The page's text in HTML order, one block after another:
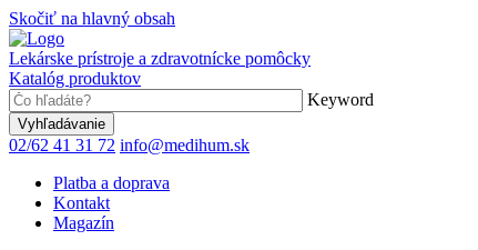
Skočiť na hlavný obsah
Lekárske prístroje a zdravotnícke pomôcky
Katalóg produktov
Keyword
02/62 41 31 72 info@medihum.sk
Platba a doprava
Kontakt
Magazín